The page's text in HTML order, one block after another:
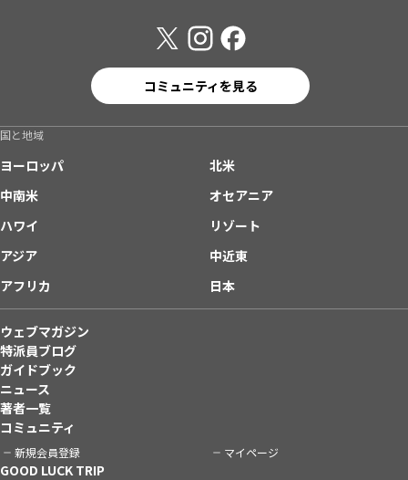
コミュニティを見る
国と地域
ヨーロッパ
北米
中南米
オセアニア
ハワイ
リゾート
アジア
中近東
アフリカ
日本
ウェブマガジン
特派員ブログ
ガイドブック
ニュース
著者一覧
コミュニティ
新規会員登録 マイページ
GOOD LUCK TRIP